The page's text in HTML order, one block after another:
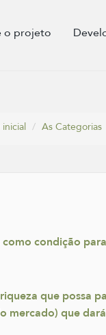
o projeto
As Categorias
condição
que possa
que